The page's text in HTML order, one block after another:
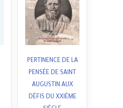
PERTINENCE DE LA
PENSÉE DE SAINT
AUGUSTIN AUX
DÉFIS DU XXIÉME